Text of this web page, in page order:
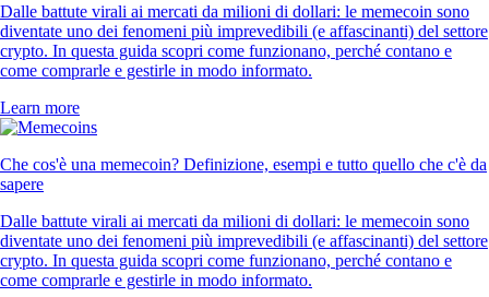
Dalle battute virali ai mercati da milioni di dollari: le memecoin sono
diventate uno dei fenomeni più imprevedibili (e affascinanti) del settore
crypto. In questa guida scopri come funzionano, perché contano e
come comprarle e gestirle in modo informato.
Learn more
Che cos'è una memecoin? Definizione, esempi e tutto quello che c'è da
sapere
Dalle battute virali ai mercati da milioni di dollari: le memecoin sono
diventate uno dei fenomeni più imprevedibili (e affascinanti) del settore
crypto. In questa guida scopri come funzionano, perché contano e
come comprarle e gestirle in modo informato.